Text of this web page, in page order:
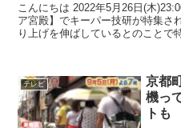
こんにちは 2022年5月26日(木)23:06～23:55に放送される【カンブリ
ア宮殿】でキーパー技研が特集されます。 キーパー技
り上げを伸ばしているとのことで特集されます
テレビ
京都
機っ
トも